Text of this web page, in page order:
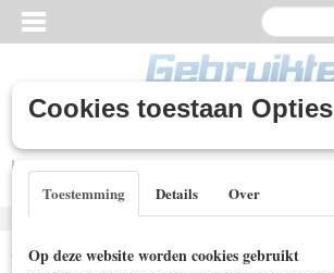
Inloggen
Home >Gebruikte DVD's>Actie DVD Gebruikt
Cookies toestaan Opties
Toestemming Details Over
Op deze website worden cookies gebruikt